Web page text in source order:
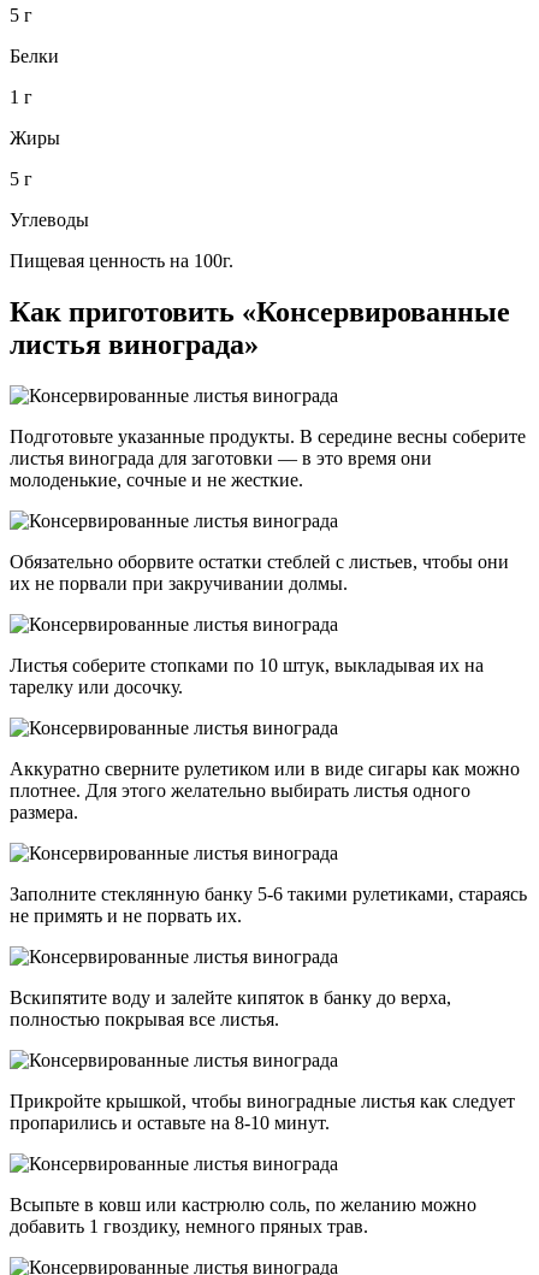
5 г
Белки
1 г
Жиры
5 г
Углеводы
Пищевая ценность на 100г.
Как приготовить «Консервированные
листья винограда»
Подготовьте указанные продукты. В середине весны соберите
листья винограда для заготовки — в это время они
молоденькие, сочные и не жесткие.
Обязательно оборвите остатки стеблей с листьев, чтобы они
их не порвали при закручивании долмы.
Листья соберите стопками по 10 штук, выкладывая их на
тарелку или досочку.
Аккуратно сверните рулетиком или в виде сигары как можно
плотнее. Для этого желательно выбирать листья одного
размера.
Заполните стеклянную банку 5-6 такими рулетиками, стараясь
не примять и не порвать их.
Вскипятите воду и залейте кипяток в банку до верха,
полностью покрывая все листья.
Прикройте крышкой, чтобы виноградные листья как следует
пропарились и оставьте на 8-10 минут.
Всыпьте в ковш или кастрюлю соль, по желанию можно
добавить 1 гвоздику, немного пряных трав.